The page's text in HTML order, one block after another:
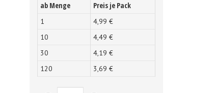
ab Menge Preis je Pack
1 4,99 €
10
4,49 €
30
4,19 €
120
3,69 €